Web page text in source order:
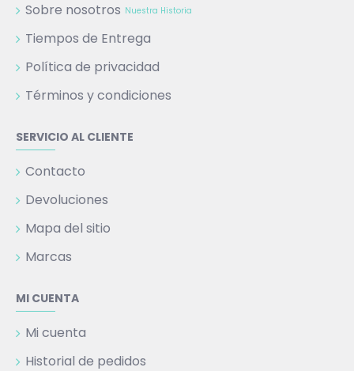
Sobre nosotros Nuestra Historia
Tiempos de Entrega
Política de privacidad
Términos y condiciones
SERVICIO AL CLIENTE
Contacto
Devoluciones
Mapa del sitio
Marcas
MI CUENTA
Mi cuenta
Historial de pedidos